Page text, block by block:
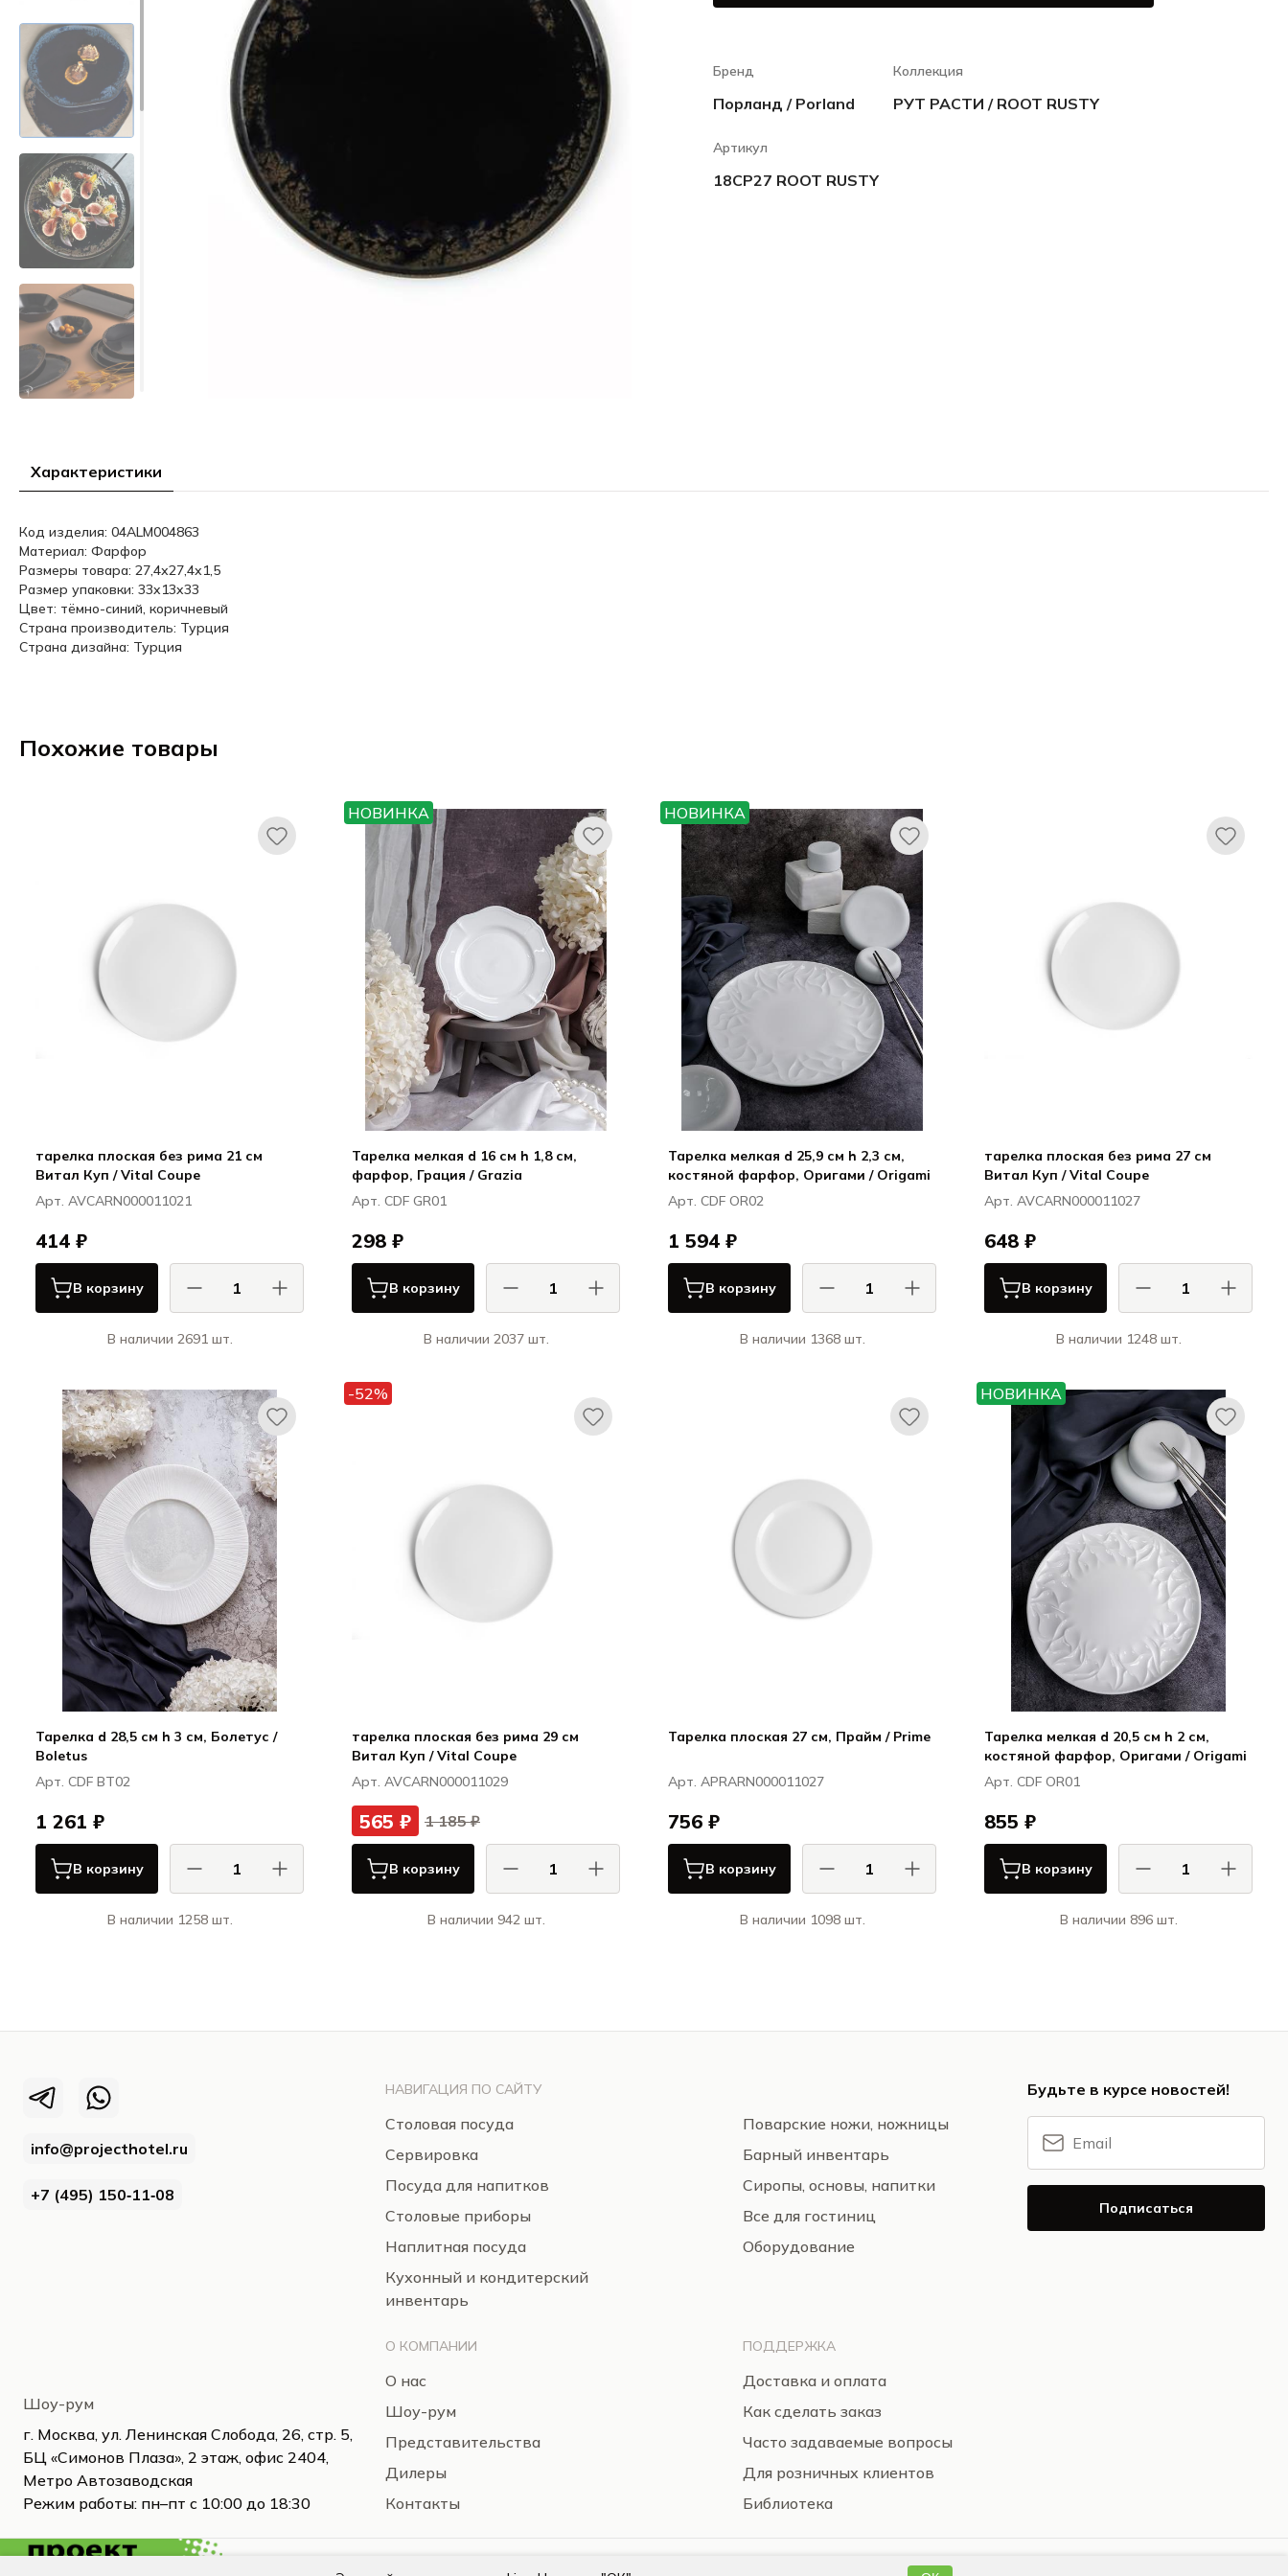
Оборудование
Бренд
Порланд / Porland
Коллекция
РУТ РАСТИ / ROOT RUSTY
Артикул
18CP27 ROOT RUSTY
Характеристики
Код изделия: 04ALM004863
Материал: Фарфор
Размеры товара: 27,4х27,4х1,5
Размер упаковки: 33x13x33
Цвет: тёмно-синий, коричневый
Страна производитель: Турция
Страна дизайна: Турция
Похожие товары
тарелка плоская без рима 21 см
Витал Куп / Vital Coupe
Арт. AVCARN000011021
414 ₽
В корзину
В наличии 2691 шт.
НОВИНКА
Тарелка мелкая d 16 см h 1,8 см,
фарфор, Грация / Grazia
Арт. CDF GR01
298 ₽
В корзину
В наличии 2037 шт.
Грация / Grazia
НОВИНКА
Тарелка мелкая d 25,9 см h 2,3 см,
костяной фарфор, Оригами / Origami
Арт. CDF OR02
1 594 ₽
В корзину
В наличии 1368 шт.
Оригами / Origami
тарелка плоская без рима 27 см
Витал Куп / Vital Coupe
Арт. AVCARN000011027
648 ₽
В корзину
В наличии 1248 шт.
Тарелка d 28,5 см h 3 см, Болетус /
Boletus
Арт. CDF BT02
1 261 ₽
В корзину
В наличии 1258 шт.
-52%
тарелка плоская без рима 29 см
Витал Куп / Vital Coupe
Арт. AVCARN000011029
565 ₽ 1 185 ₽
В корзину
В наличии 942 шт.
Тарелка плоская 27 см, Прайм / Prime
Арт. APRARN000011027
756 ₽
В корзину
В наличии 1098 шт.
НОВИНКА
Тарелка мелкая d 20,5 см h 2 см,
костяной фарфор, Оригами / Origami
Арт. CDF OR01
855 ₽
В корзину
В наличии 896 шт.
info@projecthotel.ru
+7 (495) 150‑11‑08
Шоу-рум
г. Москва, ул. Ленинская Слобода, 26, стр. 5,
БЦ «Симонов Плаза», 2 этаж, офис 2404,
Метро Автозаводская
Режим работы: пн–пт с 10:00 до 18:30
НАВИГАЦИЯ ПО САЙТУ
Столовая посуда
Сервировка
Посуда для напитков
Столовые приборы
Наплитная посуда
Кухонный и кондитерский
инвентарь
Поварские ножи, ножницы
Барный инвентарь
Сиропы, основы, напитки
Все для гостиниц
Оборудование
О КОМПАНИИ
О нас
Шоу-рум
Представительства
Дилеры
Контакты
ПОДДЕРЖКА
Доставка и оплата
Как сделать заказ
Часто задаваемые вопросы
Для розничных клиентов
Библиотека
Будьте в курсе новостей!
Подписаться
Пользовательское соглашение